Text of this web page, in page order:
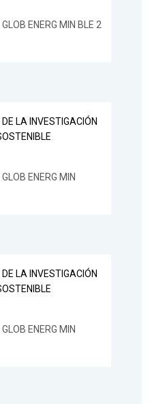
ENERG MIN BLE 2
LA INVESTIGACIÓN
ENERG MIN
LA INVESTIGACIÓN
ENERG MIN